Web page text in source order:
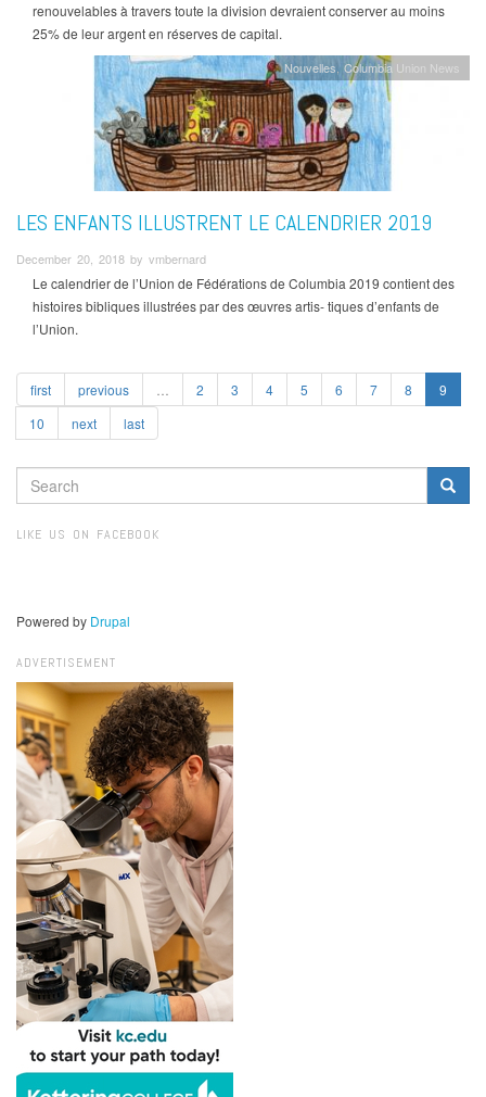
renouvelables à travers toute la division devraient conserver au moins
25% de leur argent en réserves de capital.
Nouvelles Columbia Union News
LES ENFANTS ILLUSTRENT LE CALENDRIER 2019
December 20, 2018 by vmbernard
Le calendrier de l’Union de Fédérations de Columbia 2019 contient des
histoires bibliques illustrées par des œuvres artis- tiques d’enfants de
l’Union.
first previous 2 3 4 5 6 7 8
9
10
next last
SEARCH
FORM
LIKE US ON FACEBOOK
Powered by Drupal
ADVERTISEMENT